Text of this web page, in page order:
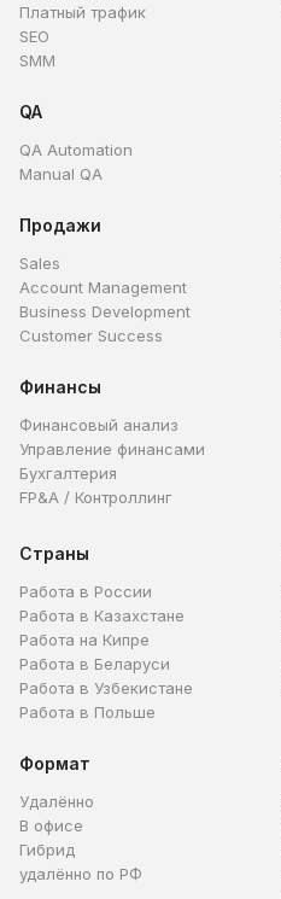
Платный трафик
SEO
SMM
QA
QA Automation
Manual QA
Продажи
Sales
Account Management
Business Development
Customer Success
Финансы
Финансовый анализ
Управление финансами
Бухгалтерия
FP&A / Контроллинг
Страны
Работа в России
Работа в Казахстане
Работа на Кипре
Работа в Беларуси
Работа в Узбекистане
Работа в Польше
Формат
Удалённо
В офисе
Гибрид
удалённо по РФ